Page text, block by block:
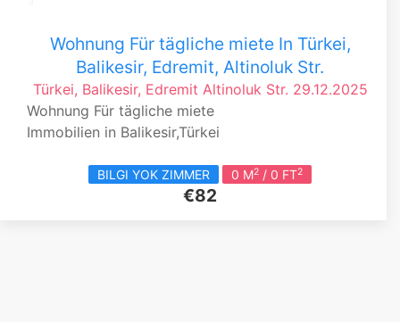
Wohnung Für tägliche miete In Türkei,
Balikesir, Edremit, Altinoluk Str.
Türkei, Balikesir, Edremit Altinoluk Str. 29.12.2025
Wohnung Für tägliche miete
Immobilien in Balikesir,Türkei
BILGI YOK ZIMMER 0 M2 / 0 FT2
€82